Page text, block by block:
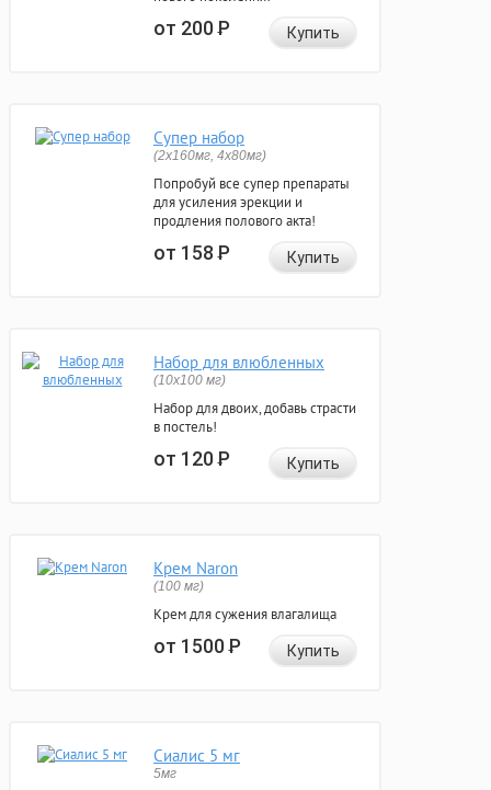
от 200Р Купить
Супер набор
(2х160мг, 4х80мг)
Попробуй все супер препараты
для усиления эрекции и
продления полового акта!
от 158Р Купить
Набор для влюбленных
(10х100 мг)
Набор для двоих, добавь страсти
в постель!
от 120Р Купить
Крем Naron
(100 мг)
Крем для сужения влагалища
от 1500Р Купить
Сиалис 5 мг
5мг